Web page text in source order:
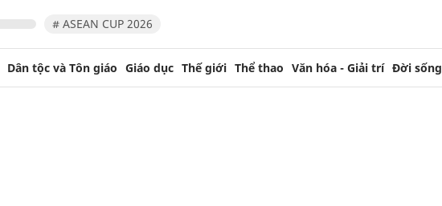
# ASEAN CUP 2026
Dân tộc và Tôn giáo Giáo dục Thế giới Thể thao Văn hóa - Giải trí Đời sống